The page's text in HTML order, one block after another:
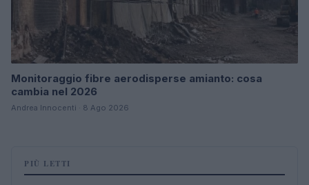
Monitoraggio fibre aerodisperse amianto: cosa
cambia nel 2026
Andrea Innocenti · 8 Ago 2026
PIÙ LETTI